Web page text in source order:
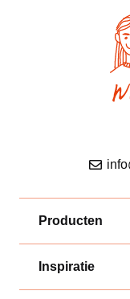
Producten
Inspiratie